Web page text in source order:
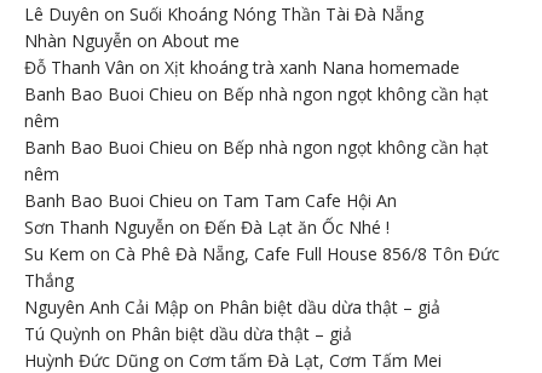
Lê Duyên on Suối Khoáng Nóng Thần Tài Đà Nẵng
Nhàn Nguyễn on About me
Đỗ Thanh Vân on Xịt khoáng trà xanh Nana homemade
Banh Bao Buoi Chieu on Bếp nhà ngon ngọt không cần hạt
nêm
Banh Bao Buoi Chieu on Bếp nhà ngon ngọt không cần hạt
nêm
Banh Bao Buoi Chieu on Tam Tam Cafe Hội An
Sơn Thanh Nguyễn on Đến Đà Lạt ăn Ốc Nhé !
Su Kem on Cà Phê Đà Nẵng, Cafe Full House 856/8 Tôn Đức
Thắng
Nguyên Anh Cải Mập on Phân biệt dầu dừa thật – giả
Tú Quỳnh on Phân biệt dầu dừa thật – giả
Huỳnh Đức Dũng on Cơm tấm Đà Lạt, Cơm Tấm Mei